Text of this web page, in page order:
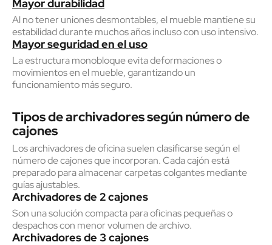
Mayor durabilidad
Al no tener uniones desmontables, el mueble mantiene su
estabilidad durante muchos años incluso con uso intensivo.
Mayor seguridad en el uso
La estructura monobloque evita deformaciones o
movimientos en el mueble, garantizando un
funcionamiento más seguro.
Tipos de archivadores según número de
cajones
Los archivadores de oficina suelen clasificarse según el
número de cajones que incorporan. Cada cajón está
preparado para almacenar carpetas colgantes mediante
guías ajustables.
Archivadores de 2 cajones
Son una solución compacta para oficinas pequeñas o
despachos con menor volumen de archivo.
Archivadores de 3 cajones